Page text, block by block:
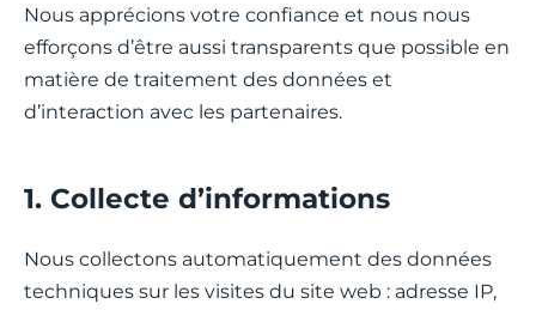
Nous apprécions votre confiance et nous nous
efforçons d’être aussi transparents que possible en
matière de traitement des données et
d’interaction avec les partenaires.
1. Collecte d’informations
Nous collectons automatiquement des données
techniques sur les visites du site web : adresse IP,